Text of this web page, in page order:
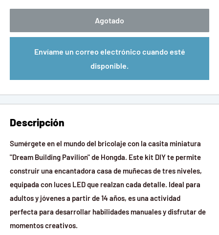
Agotado
Envíame un correo electrónico cuando esté
disponible.
Descripción
Sumérgete en el mundo del bricolaje con la casita miniatura
"Dream Building Pavilion" de Hongda. Este kit DIY te permite
construir una encantadora casa de muñecas de tres niveles,
equipada con luces LED que realzan cada detalle. Ideal para
adultos y jóvenes a partir de 14 años, es una actividad
perfecta para desarrollar habilidades manuales y disfrutar de
momentos creativos.